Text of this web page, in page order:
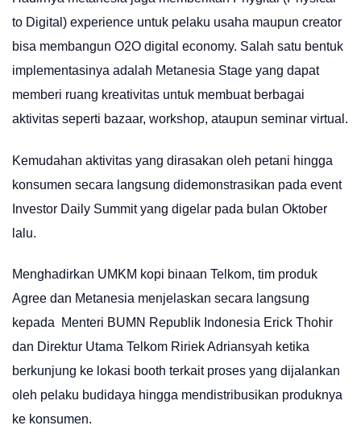
to Digital) experience untuk pelaku usaha maupun creator
bisa membangun O2O digital economy. Salah satu bentuk
implementasinya adalah Metanesia Stage yang dapat
memberi ruang kreativitas untuk membuat berbagai
aktivitas seperti bazaar, workshop, ataupun seminar virtual.
Kemudahan aktivitas yang dirasakan oleh petani hingga
konsumen secara langsung didemonstrasikan pada event
Investor Daily Summit yang digelar pada bulan Oktober
lalu.
Menghadirkan UMKM kopi binaan Telkom, tim produk
Agree dan Metanesia menjelaskan secara langsung
kepada Menteri BUMN Republik Indonesia Erick Thohir
dan Direktur Utama Telkom Ririek Adriansyah ketika
berkunjung ke lokasi booth terkait proses yang dijalankan
oleh pelaku budidaya hingga mendistribusikan produknya
ke konsumen.